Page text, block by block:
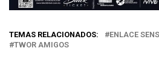
TEMAS RELACIONADOS: ENLACE
TWOR AMIGOS